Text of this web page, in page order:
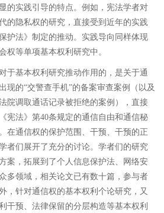
的实践引导的特点。例如，宪法学者对
的隐私权的研究，直接受到近年的实践
护法》制定的推动。 实践导向同样体现
权等单项基本权利研究中。
于基本权利研究推动作用的，是关于通
现的“交警查手机”的备案审查案例（以及
院调取通话记录被拒绝的案例），直接
宪法》第40条规定的通信自由和通信秘
在通信权的保护范围、干预、干预的正
者们展开了充分的讨论。 学者们的研究
案，拓展到了个人信息保护法、网络安
多领域，相关论文已有数十篇，参与者
，针对通信权的基本权利个论研究，又
干预、法律保留的分层构造等基本权利